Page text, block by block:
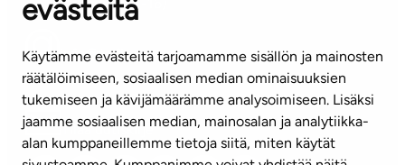
evästeitä
Käytämme evästeitä tarjoamamme sisällön ja mainosten
räätälöimiseen, sosiaalisen median ominaisuuksien
tukemiseen ja kävijämäärämme analysoimiseen. Lisäksi
jaamme sosiaalisen median, mainosalan ja analytiikka-
alan kumppaneillemme tietoja siitä, miten käytät
info@ta.fi
Tilaa uutiskirje